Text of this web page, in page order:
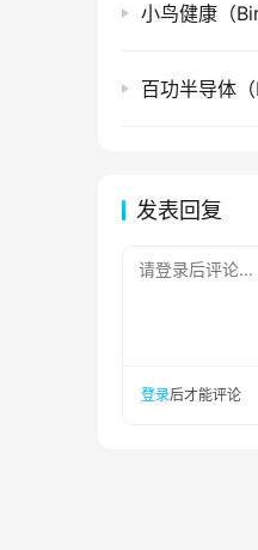
小鸟健康（
百功半导体
发表回复
请登录后评论...
登录后才能评论